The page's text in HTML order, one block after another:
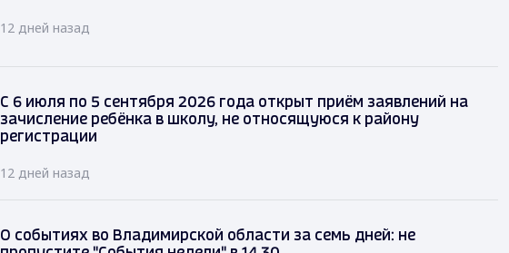
12 дней назад
С 6 июля по 5 сентября 2026 года открыт приём заявлений на
зачисление ребёнка в школу, не относящуюся к району
регистрации
12 дней назад
О событиях во Владимирской области за семь дней: не